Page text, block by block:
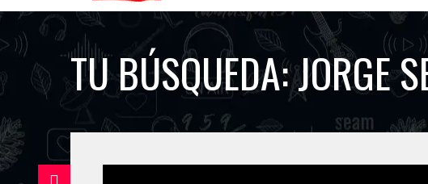
TU BÚSQUEDA:JORGE